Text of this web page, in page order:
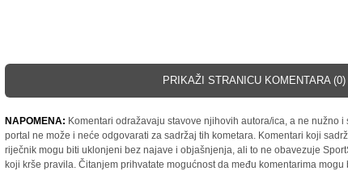
PRIKAŽI STRANICU KOMENTARA (0)
NAPOMENA: Komentari odražavaju stavove njihovih autora/ica, a ne nužno i
portal ne može i neće odgovarati za sadržaj tih kometara. Komentari koji
riječnik mogu biti uklonjeni bez najave i objašnjenja, ali to ne obavezuje
koji krše pravila. Čitanjem prihvatate mogućnost da među komentarima